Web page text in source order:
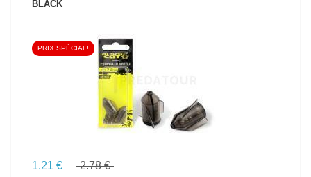
BLACK
VOIR LE PRODUIT
PRIX SPÉCIAL!
1.21 € 2.78 €